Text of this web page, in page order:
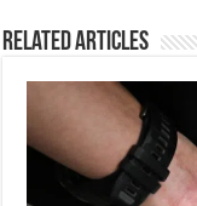
Related Articles